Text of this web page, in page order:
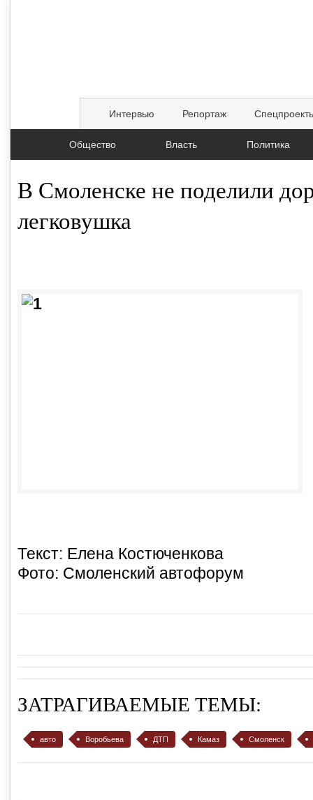
Интервью Репортаж
Общество Власть Политика
В Смоленске не поделили
легковушка
Текст: Елена Костюченкова
Фото: Смоленский автофорум
ЗАТРАГИВАЕМЫЕ ТЕМЫ:
авто Воробьева ДТП Камаз Смоленск